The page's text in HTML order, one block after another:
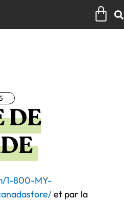
DE
1-800-MY-
et par la